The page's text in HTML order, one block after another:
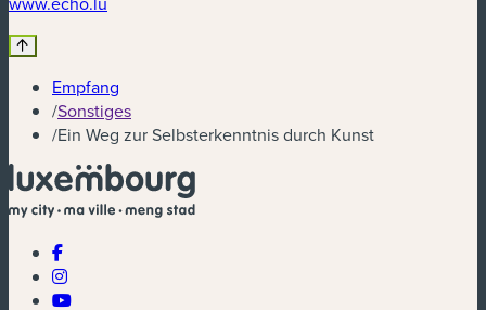
Empfang
/Sonstiges
/Ein Weg zur Selbsterkenntnis durch Kunst